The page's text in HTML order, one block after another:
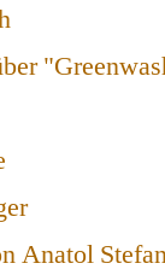
Anatol